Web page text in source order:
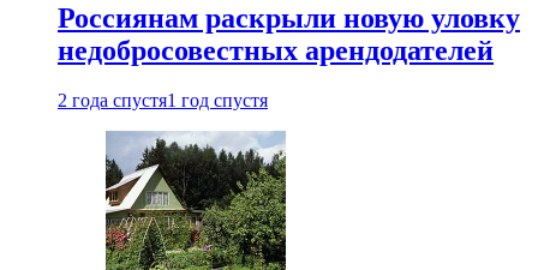
Россиянам раскрыли новую уловку
недобросовестных арендодателей
2 года спустя1 год спустя